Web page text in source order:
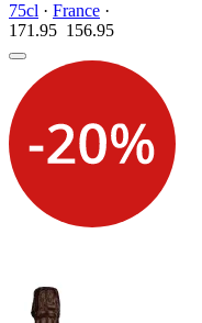
75cl · France ·
171.95 156.95